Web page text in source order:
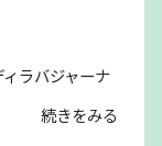
ラバジャーナ
続きをみる